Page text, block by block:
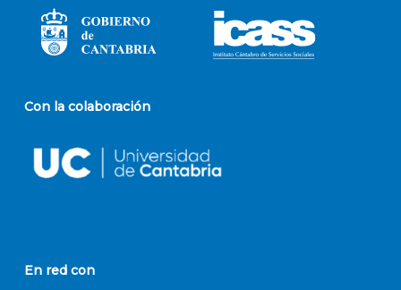
Con la colaboración
En red con